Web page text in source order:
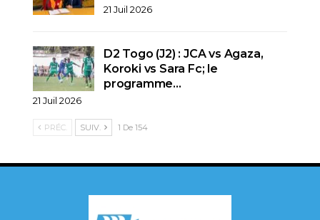
21 Juil 2026
D2 Togo (J2) : JCA vs Agaza,
Koroki vs Sara Fc; le
programme…
21 Juil 2026
PRÉC. SUIV. 1 De 154